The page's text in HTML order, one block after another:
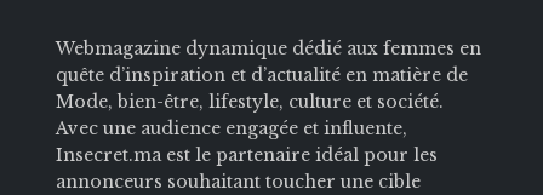
Webmagazine dynamique dédié aux femmes en
quête d’inspiration et d’actualité en matière de
Mode, bien-être, lifestyle, culture et société.
Avec une audience engagée et influente,
Insecret.ma est le partenaire idéal pour les
annonceurs souhaitant toucher une cible